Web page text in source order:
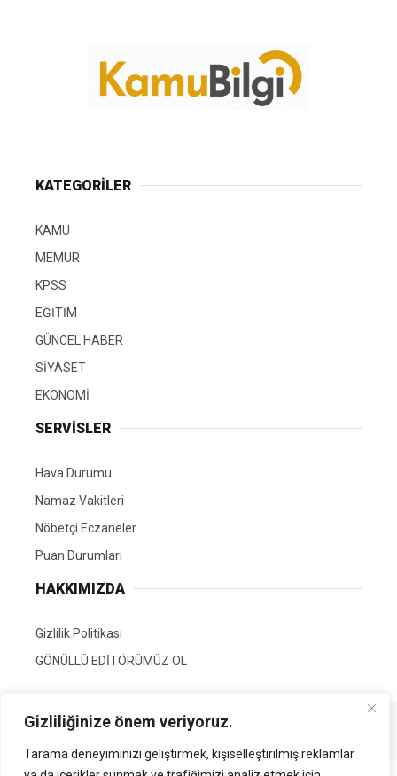
Gizliliğinize önem veriyoruz.
Tarama deneyiminizi geliştirmek, kişiselleştirilmiş reklamlar
KATEGORİLER
KAMU
MEMUR
KPSS
EĞİTİM
GÜNCEL HABER
SİYASET
EKONOMİ
SERVİSLER
Hava Durumu
Namaz Vakitleri
Nöbetçi Eczaneler
Puan Durumları
HAKKIMIZDA
Gizlilik Politikası
GÖNÜLLÜ EDİTÖRÜMÜZ OL
Tüm Hakları Saklıdır. | Kamubilgi.com | 2026